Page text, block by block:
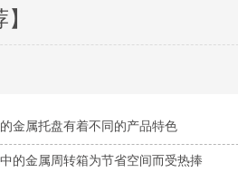
金属托盘有着不同的产品特色
的金属周转箱为节省空间而受热捧